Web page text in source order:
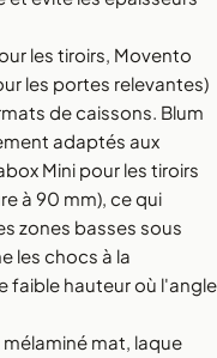
les tiroirs, Movento
les portes relevantes)
de caissons. Blum
adaptés aux
Mini pour les tiroirs
à 90 mm), ce qui
zones basses sous
les chocs à la
faible hauteur où l'angle
mat, laque